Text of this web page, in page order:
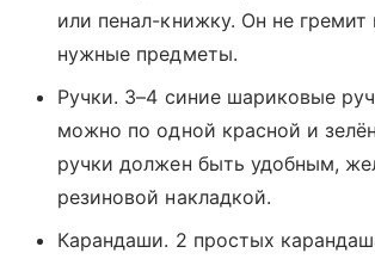
или пенал-книжку. Он не
нужные предметы.
Ручки. 3–4 синие шариковые
можно по одной красной и
ручки должен быть удобным,
резиновой накладкой.
Карандаши. 2 простых